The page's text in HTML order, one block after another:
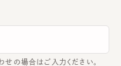
の場合はご入力ください。